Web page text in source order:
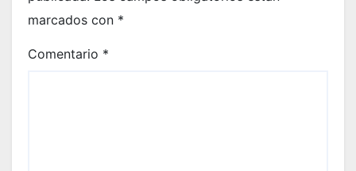
marcados con *
Comentario *